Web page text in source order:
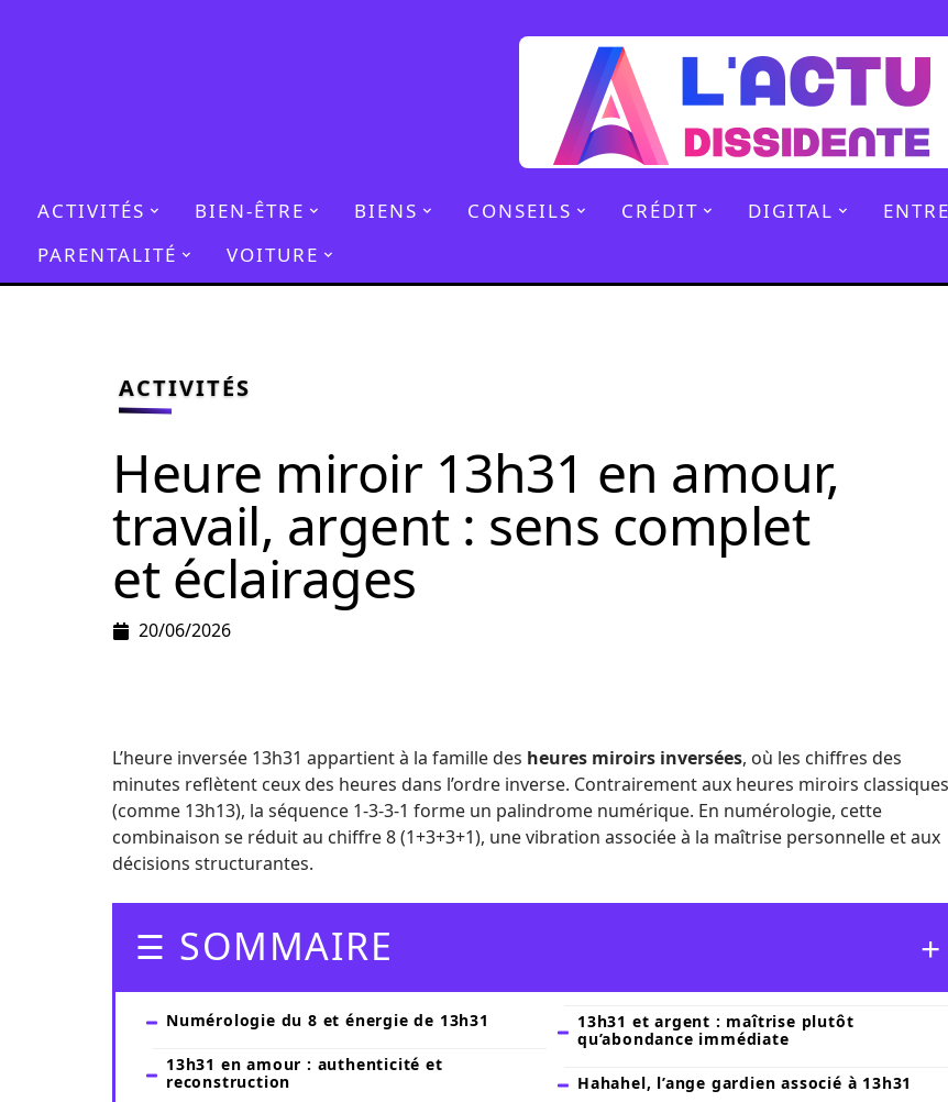
ACTIVITÉS BIEN-ÊTRE BIENS CONSEILS CRÉDIT DIGITAL
PARENTALITÉ
VOITURE
ACTIVITÉS
Heure miroir 13h31 en amour,
travail, argent : sens complet
et éclairages
20/06/2026
L’heure inversée 13h31 appartient à la famille des heures miroirs inversées, où les chiffres des
minutes reflètent ceux des heures dans l’ordre inverse. Contrairement aux heures miroirs classiques
(comme 13h13), la séquence 1-3-3-1 forme un palindrome numérique. En numérologie, cette
combinaison se réduit au chiffre 8 (1+3+3+1), une vibration associée à la maîtrise personnelle et aux
décisions structurantes.
SOMMAIRE
Numérologie du 8 et énergie de 13h31
13h31 en amour : authenticité et
reconstruction
13h31 et argent : maîtrise plutôt
qu’abondance immédiate
Hahahel, l’ange gardien associé à 13h31